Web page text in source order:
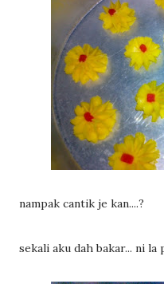
nampak cantik je kan....?
sekali aku dah bakar... ni la